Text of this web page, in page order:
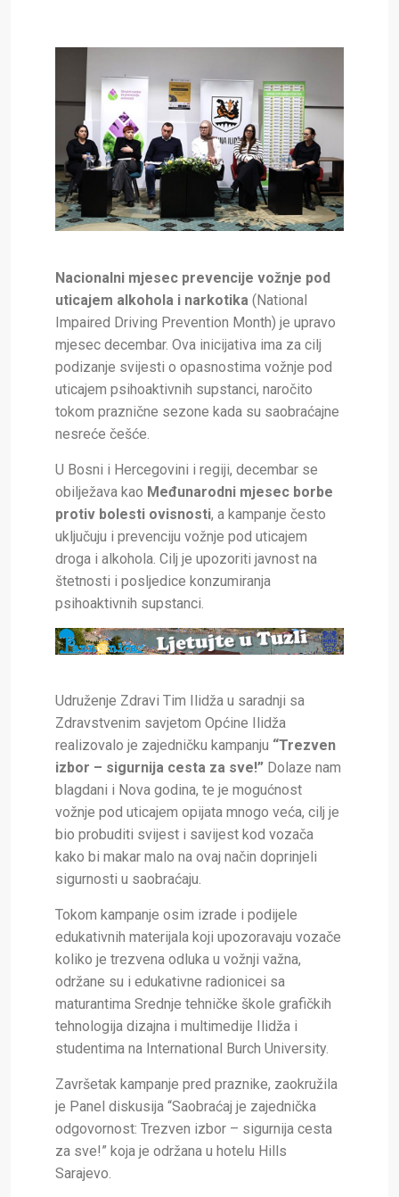
Nacionalni mjesec prevencije vožnje pod
uticajem alkohola i narkotika (National
Impaired Driving Prevention Month) je upravo
mjesec decembar. Ova inicijativa ima za cilj
podizanje svijesti o opasnostima vožnje pod
uticajem psihoaktivnih supstanci, naročito
tokom praznične sezone kada su saobraćajne
nesreće češće.
U Bosni i Hercegovini i regiji, decembar se
obilježava kao Međunarodni mjesec borbe
protiv bolesti ovisnosti, a kampanje često
uključuju i prevenciju vožnje pod uticajem
droga i alkohola. Cilj je upozoriti javnost na
štetnosti i posljedice konzumiranja
psihoaktivnih supstanci.
Udruženje Zdravi Tim Ilidža u saradnji sa
Zdravstvenim savjetom Općine Ilidža
realizovalo je zajedničku kampanju “Trezven
izbor – sigurnija cesta za sve!” Dolaze nam
blagdani i Nova godina, te je mogućnost
vožnje pod uticajem opijata mnogo veća, cilj je
bio probuditi svijest i savijest kod vozača
kako bi makar malo na ovaj način doprinjeli
sigurnosti u saobraćaju.
Tokom kampanje osim izrade i podijele
edukativnih materijala koji upozoravaju vozače
koliko je trezvena odluka u vožnji važna,
održane su i edukativne radionicei sa
maturantima Srednje tehničke škole grafičkih
tehnologija dizajna i multimedije Ilidža i
studentima na International Burch University.
Završetak kampanje pred praznike, zaokružila
je Panel diskusija “Saobraćaj je zajednička
odgovornost: Trezven izbor – sigurnija cesta
za sve!” koja je održana u hotelu Hills
Sarajevo.